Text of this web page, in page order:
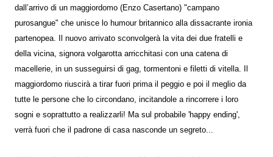
dall’arrivo di un maggiordomo (Enzo Casertano) "campano
purosangue" che unisce lo humour britannico alla dissacrante ironia
partenopea. Il nuovo arrivato sconvolgerà la vita dei due fratelli e
della vicina, signora volgarotta arricchitasi con una catena di
macellerie, in un susseguirsi di gag, tormentoni e filetti di vitella. Il
maggiordomo riuscirà a tirar fuori prima il peggio e poi il meglio da
tutte le persone che lo circondano, incitandole a rincorrere i loro
sogni e soprattutto a realizzarli! Ma sul probabile 'happy ending',
verrà fuori che il padrone di casa nasconde un segreto...